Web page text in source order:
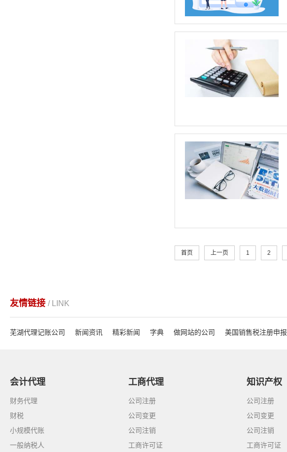
首页 上一页 1 2
友情链接 / LINK
芜湖代理记账公司 新闻资讯 精彩新闻 字典 做网站的公司 美国销售税注册申报
会计代理
财务代理
财税
小规模代账
一般纳税人
工商代理
公司注册
公司变更
公司注销
工商许可证
知识产权
公司注册
公司变更
公司注销
工商许可证